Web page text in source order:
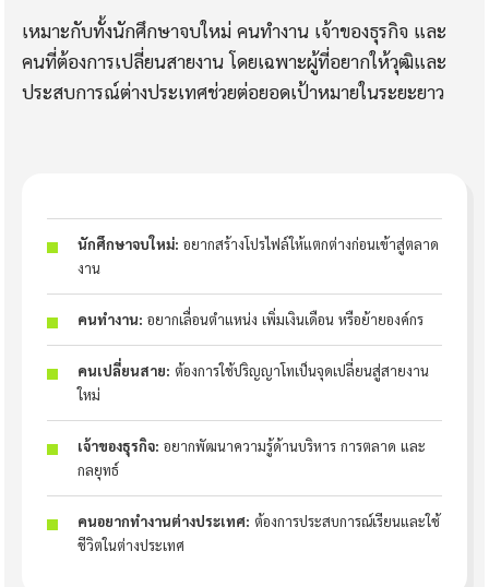
เหมาะกับทั้งนักศึกษาจบใหม่ คนทำงาน เจ้าของธุรกิจ และ
คนที่ต้องการเปลี่ยนสายงาน โดยเฉพาะผู้ที่อยากให้วุฒิและ
ประสบการณ์ต่างประเทศช่วยต่อยอดเป้าหมายในระยะยาว
นักศึกษาจบใหม่: อยากสร้างโปรไฟล์ให้แตกต่างก่อนเข้าสู่ตลาด
งาน
คนทำงาน: อยากเลื่อนตำแหน่ง เพิ่มเงินเดือน หรือย้ายองค์กร
คนเปลี่ยนสาย: ต้องการใช้ปริญญาโทเป็นจุดเปลี่ยนสู่สายงาน
ใหม่
เจ้าของธุรกิจ: อยากพัฒนาความรู้ด้านบริหาร การตลาด และ
กลยุทธ์
คนอยากทำงานต่างประเทศ: ต้องการประสบการณ์เรียนและใช้
ชีวิตในต่างประเทศ